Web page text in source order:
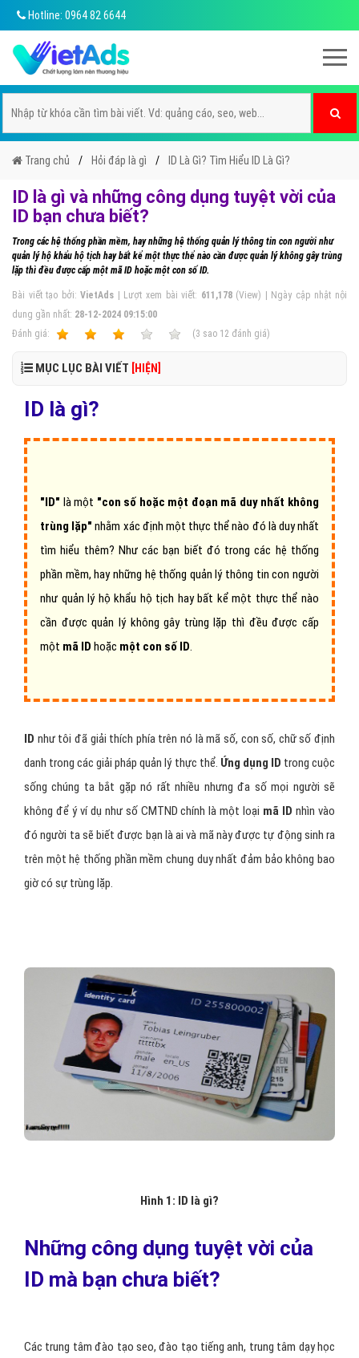
Hotline: 0964 82 6644
Trang chủ Hỏi đáp là gì ID Là Gì? Tìm Hiểu ID Là Gì?
ID là gì và những công dụng tuyệt vời của
ID bạn chưa biết?
Trong các hệ thống phần mềm, hay những hệ thống quản lý thông tin con người như
quản lý hộ khẩu hộ tịch hay bất kể một thực thể nào cần được quản lý không gây trùng
lặp thì đều được cấp một mã ID hoặc một con số ID.
Bài viết tạo bởi:VietAds | Lượt xem bài viết: 611,178(View) | Ngày cập nhật nội
dung gần nhất: 28-12-2024 09:15:00
Ðánh giá:
(3 sao 12 đánh giá)
MỤC LỤC BÀI VIẾT [HIỆN]
ID là gì?
"ID" là một "con số hoặc một đoạn mã duy nhất không
trùng lặp"nhằm xác định một thực thể nào đó là duy nhất
tìm hiểu thêm? Như các bạn biết đó trong các hệ thống
phần mềm, hay những hệ thống quản lý thông tin con người
như quản lý hộ khẩu hộ tịch hay bất kể một thực thể nào
cần được quản lý không gây trùng lặp thì đều được cấp
một mã ID hoặc một con số ID.
ID như tôi đã giải thích phía trên nó là mã số, con số, chữ số định
danh trong các giải pháp quản lý thực thể. Ứng dụng ID trong cuộc
sống chúng ta bắt gặp nó rất nhiều nhưng đa số mọi người sẽ
không để ý ví dụ như số CMTND chính là một loại mã ID nhìn vào
đó người ta sẽ biết được bạn là ai và mã này được tự động sinh ra
trên một hệ thống phần mềm chung duy nhất đảm bảo không bao
giờ có sự trùng lặp.
Hình 1: ID là gì?
Những công dụng tuyệt vời của
ID mà bạn chưa biết?
Các trung tâm đào tạo seo, đào tạo tiếng anh, trung tâm dạy học